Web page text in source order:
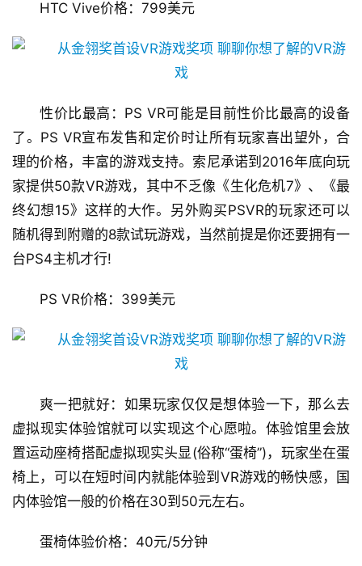
单
休
闲
游
戏
2
0
第
茶
奖
月
HTC Vive价格：799美元
性价比最高：PS VR可能是目前性价比最高的设备
了。PS VR宣布发售和定价时让所有玩家喜出望外，合
理的价格，丰富的游戏支持。索尼承诺到2016年底向玩
家提供50款VR游戏，其中不乏像《生化危机7》、《最
终幻想15》这样的大作。另外购买PSVR的玩家还可以
随机得到附赠的8款试玩游戏，当然前提是你还要拥有一
台PS4主机才行!
PS VR价格：399美元
爽一把就好：如果玩家仅仅是想体验一下，那么去
虚拟现实体验馆就可以实现这个心愿啦。体验馆里会放
置运动座椅搭配虚拟现实头显(俗称“蛋椅”)，玩家坐在蛋
椅上，可以在短时间内就能体验到VR游戏的畅快感，国
内体验馆一般的价格在30到50元左右。
蛋椅体验价格：40元/5分钟